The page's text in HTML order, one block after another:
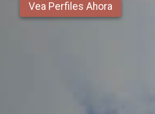
Vea Perfiles Ahora